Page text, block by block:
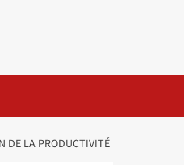
DE LA PRODUCTIVITÉ